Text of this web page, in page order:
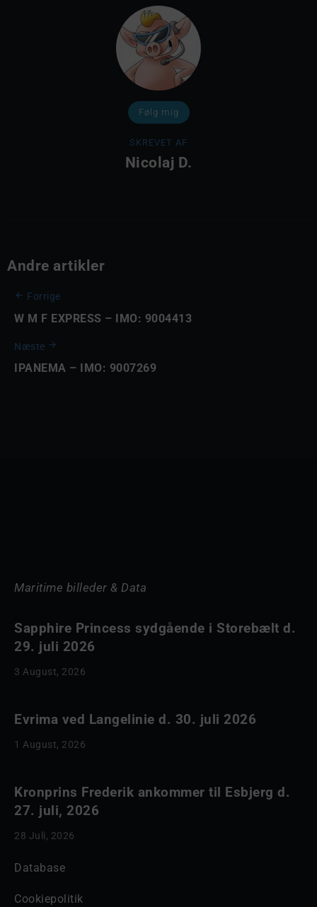
Følg mig
SKREVET AF
Nicolaj D.
Andre artikler
Forrige
W M F EXPRESS – IMO: 9004413
Næste
IPANEMA – IMO: 9007269
Maritime billeder & Data
Sapphire Princess sydgående i Storebælt d.
29. juli 2026
3 August, 2026
Evrima ved Langelinie d. 30. juli 2026
1 August, 2026
Kronprins Frederik ankommer til Esbjerg d.
27. juli, 2026
28 Juli, 2026
Database
Cookiepolitik